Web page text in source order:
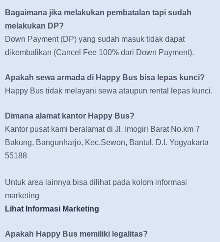
Bagaimana jika melakukan pembatalan tapi sudah
melakukan DP?
Down Payment (DP) yang sudah masuk tidak dapat
dikembalikan (Cancel Fee 100% dari Down Payment).
Apakah sewa armada di Happy Bus bisa lepas kunci?
Happy Bus tidak melayani sewa ataupun rental lepas kunci.
Dimana alamat kantor Happy Bus?
Kantor pusat kami beralamat di Jl. Imogiri Barat No.km 7
Bakung, Bangunharjo, Kec.Sewon, Bantul, D.I. Yogyakarta
55188
Untuk area lainnya bisa dilihat pada kolom informasi
marketing
Lihat Informasi Marketing
Apakah Happy Bus memiliki legalitas?